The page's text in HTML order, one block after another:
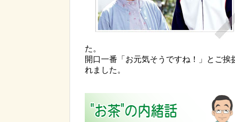
た。
開口一番「お元気そうですね！」とご挨
れました。